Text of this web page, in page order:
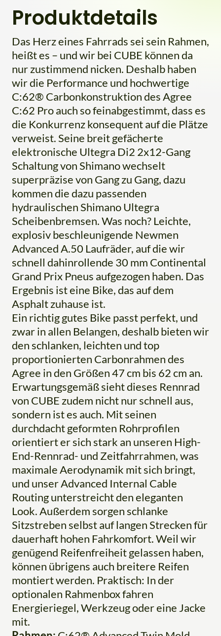
Produktdetails
Das Herz eines Fahrrads sei sein Rahmen,
heißt es – und wir bei CUBE können da
nur zustimmend nicken. Deshalb haben
wir die Performance und hochwertige
C:62® Carbonkonstruktion des Agree
C:62 Pro auch so feinabgestimmt, dass es
die Konkurrenz konsequent auf die Plätze
verweist. Seine breit gefächerte
elektronische Ultegra Di2 2x12-Gang
Schaltung von Shimano wechselt
superpräzise von Gang zu Gang, dazu
kommen die dazu passenden
hydraulischen Shimano Ultegra
Scheibenbremsen. Was noch? Leichte,
explosiv beschleunigende Newmen
Advanced A.50 Laufräder, auf die wir
schnell dahinrollende 30 mm Continental
Grand Prix Pneus aufgezogen haben. Das
Ergebnis ist eine Bike, das auf dem
Asphalt zuhause ist.
Ein richtig gutes Bike passt perfekt, und
zwar in allen Belangen, deshalb bieten wir
den schlanken, leichten und top
proportionierten Carbonrahmen des
Agree in den Größen 47 cm bis 62 cm an.
Erwartungsgemäß sieht dieses Rennrad
von CUBE zudem nicht nur schnell aus,
sondern ist es auch. Mit seinen
durchdacht geformten Rohrprofilen
orientiert er sich stark an unseren High-
End-Rennrad- und Zeitfahrrahmen, was
maximale Aerodynamik mit sich bringt,
und unser Advanced Internal Cable
Routing unterstreicht den eleganten
Look. Außerdem sorgen schlanke
Sitzstreben selbst auf langen Strecken für
dauerhaft hohen Fahrkomfort. Weil wir
genügend Reifenfreiheit gelassen haben,
können übrigens auch breitere Reifen
montiert werden. Praktisch: In der
optionalen Rahmenbox fahren
Energieriegel, Werkzeug oder eine Jacke
mit.